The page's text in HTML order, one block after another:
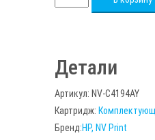
товара
NV
Print
-
HP
CE252AY
Детали
Артикул: NV-C4194AY
Картридж:
Бренд:HP NV Print